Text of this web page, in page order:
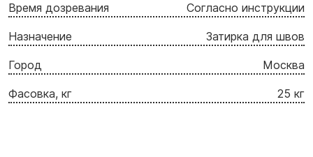
Время дозревания Согласно инструкции
Назначение Затирка для швов
Город Москва
Фасовка, кг 25 кг